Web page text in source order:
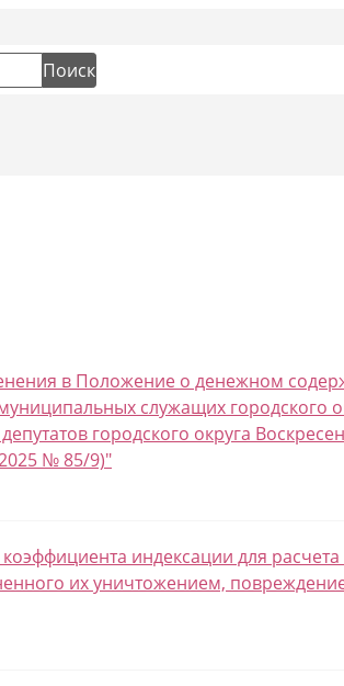
Поиск
в Положение о денежном
служащих городского
городского округа
№ 85/9)"
индексации для расчета
их уничтожением,